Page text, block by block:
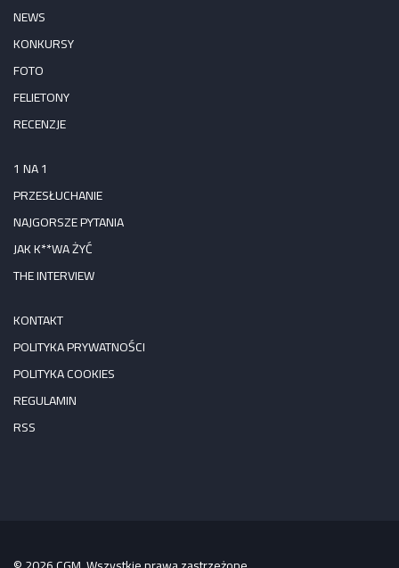
NEWS
KONKURSY
FOTO
FELIETONY
RECENZJE
1 NA 1
PRZESŁUCHANIE
NAJGORSZE PYTANIA
JAK K**WA ŻYĆ
THE INTERVIEW
KONTAKT
POLITYKA PRYWATNOŚCI
POLITYKA COOKIES
REGULAMIN
RSS